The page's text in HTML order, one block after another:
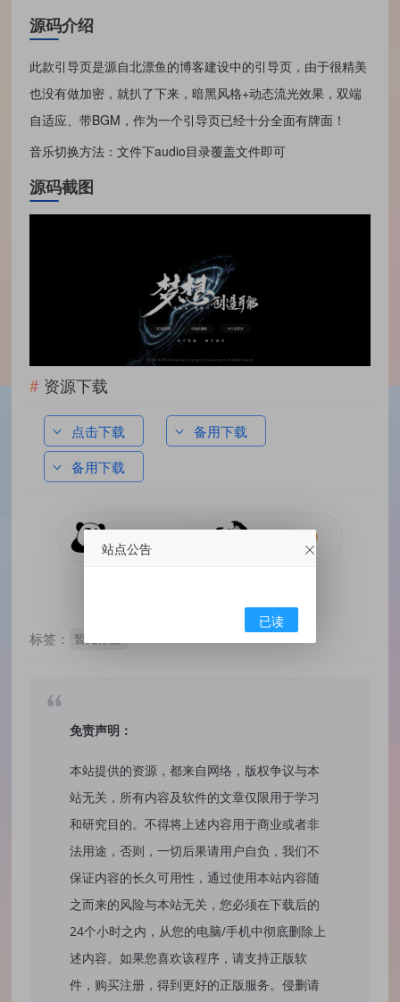
源码介绍
此款引导页是源自北漂鱼的博客建设中的引导页，由于很精美
也没有做加密，就扒了下来，暗黑风格+动态流光效果，双端
自适应、带BGM，作为一个引导页已经十分全面有牌面！
音乐切换方法：文件下audio目录覆盖文件即可
源码截图
资源下载
点击下载
备用下载
备用下载
标签： 暂无标签
免责声明：
本站提供的资源，都来自网络，版权争议与本
站无关，所有内容及软件的文章仅限用于学习
和研究目的。不得将上述内容用于商业或者非
法用途，否则，一切后果请用户自负，我们不
保证内容的长久可用性，通过使用本站内容随
之而来的风险与本站无关，您必须在下载后的
24个小时之内，从您的电脑/手机中彻底删除上
述内容。如果您喜欢该程序，请支持正版软
件，购买注册，得到更好的正版服务。侵删请
站点公告
已读